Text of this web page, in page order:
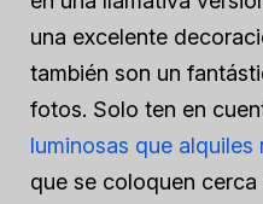
una excelente
también son un
fotos. Solo ten en
luminosas que
que se coloquen